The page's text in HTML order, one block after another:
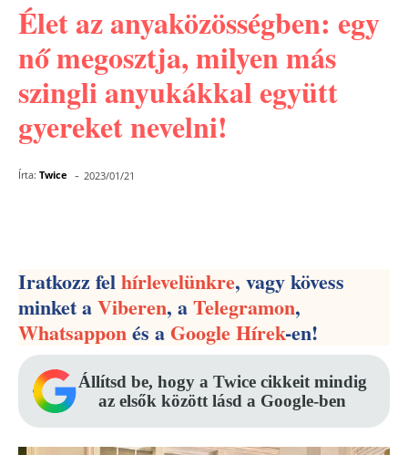
Élet az anyaközösségben: egy
nő megosztja, milyen más
szingli anyukákkal együtt
gyereket nevelni!
Írta: Twice - 2023/01/21
Iratkozz felhírlevelünkre, vagy kövess
minket aViberen, aTelegramon,
Whatsapponés aGoogle Hírek-en!
Állítsd be, hogy a Twice cikkeit mindig
az elsők között lásd a Google-ben